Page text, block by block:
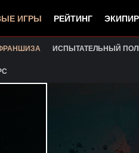
ИГРЫ РЕЙТИНГ
ИСПЫТАТЕЛЬНЫЙ